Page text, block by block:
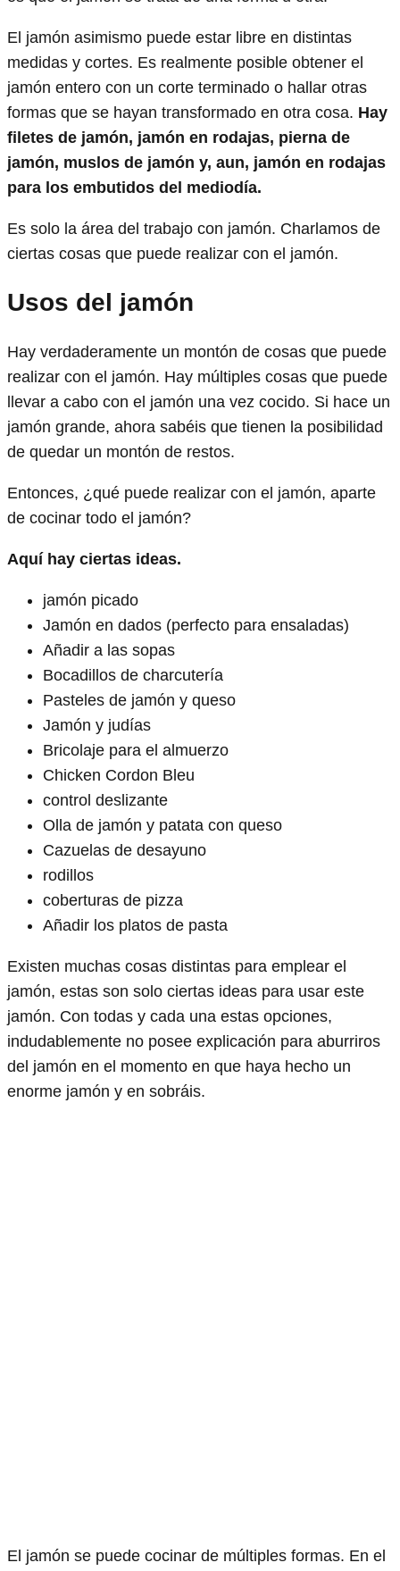
El jamón asimismo puede estar libre en distintas
medidas y cortes. Es realmente posible obtener el
jamón entero con un corte terminado o hallar otras
formas que se hayan transformado en otra cosa. Hay
filetes de jamón, jamón en rodajas, pierna de
jamón, muslos de jamón y, aun, jamón en rodajas
para los embutidos del mediodía.
Es solo la área del trabajo con jamón. Charlamos de
ciertas cosas que puede realizar con el jamón.
Usos del jamón
Hay verdaderamente un montón de cosas que puede
realizar con el jamón. Hay múltiples cosas que puede
llevar a cabo con el jamón una vez cocido. Si hace un
jamón grande, ahora sabéis que tienen la posibilidad
de quedar un montón de restos.
Entonces, ¿qué puede realizar con el jamón, aparte
de cocinar todo el jamón?
Aquí hay ciertas ideas.
jamón picado
Jamón en dados (perfecto para ensaladas)
Añadir a las sopas
Bocadillos de charcutería
Pasteles de jamón y queso
Jamón y judías
Bricolaje para el almuerzo
Chicken Cordon Bleu
control deslizante
Olla de jamón y patata con queso
Cazuelas de desayuno
rodillos
coberturas de pizza
Añadir los platos de pasta
Existen muchas cosas distintas para emplear el
jamón, estas son solo ciertas ideas para usar este
jamón. Con todas y cada una estas opciones,
indudablemente no posee explicación para aburriros
del jamón en el momento en que haya hecho un
enorme jamón y en sobráis.
El jamón se puede cocinar de múltiples formas. En el